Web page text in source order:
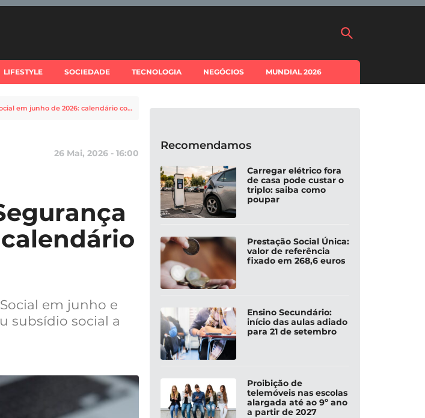
LIFESTYLE SOCIEDADE TECNOLOGIA NEGÓCIOS MUNDIAL 2026
Datas de pagamento da Segurança Social em junho de 2026: calendário completo
26 Mai, 2026 - 16:00
em junho e
subsídio social a
Recomendamos
Carregar elétrico fora
de casa pode custar o
triplo: saiba como
poupar
Prestação Social Única:
valor de referência
fixado em 268,6 euros
Ensino Secundário:
início das aulas adiado
para 21 de setembro
Proibição de
telemóveis nas escolas
alargada até ao 9º ano
a partir de 2027